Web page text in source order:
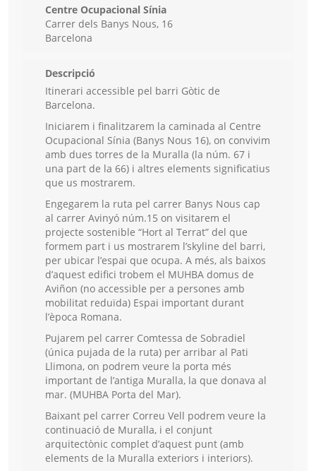
Centre Ocupacional Sínia
Carrer dels Banys Nous, 16
Barcelona
Descripció
Itinerari accessible pel barri Gòtic de
Barcelona.
Iniciarem i finalitzarem la caminada al Centre
Ocupacional Sínia (Banys Nous 16), on convivim
amb dues torres de la Muralla (la núm. 67 i
una part de la 66) i altres elements significatius
que us mostrarem.
Engegarem la ruta pel carrer Banys Nous cap
al carrer Avinyó núm.15 on visitarem el
projecte sostenible “Hort al Terrat” del que
formem part i us mostrarem l’skyline del barri,
per ubicar l’espai que ocupa. A més, als baixos
d’aquest edifici trobem el MUHBA domus de
Aviñon (no accessible per a persones amb
mobilitat reduïda) Espai important durant
l’època Romana.
Pujarem pel carrer Comtessa de Sobradiel
(única pujada de la ruta) per arribar al Pati
Llimona, on podrem veure la porta més
important de l’antiga Muralla, la que donava al
mar. (MUHBA Porta del Mar).
Baixant pel carrer Correu Vell podrem veure la
continuació de Muralla, i el conjunt
arquitectònic complet d’aquest punt (amb
elements de la Muralla exteriors i interiors).